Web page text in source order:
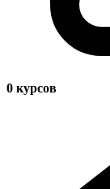
0 курсов